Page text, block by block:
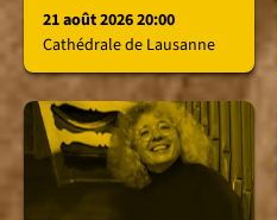
21 août 2026 20:00
Cathédrale de Lausanne